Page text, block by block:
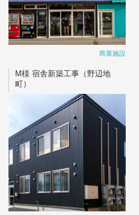
商業施設
M様 宿舎新築工事（野辺地
町）